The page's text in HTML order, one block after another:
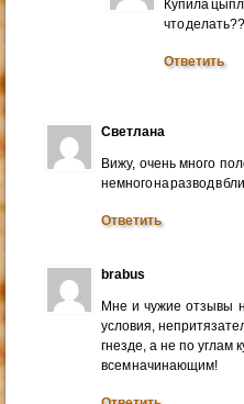
Купила
что
Ответить
Светлана
Вижу, очень много
немного на развод в
Ответить
brabus
Мне и чужие отзывы
условия,
гнезде, а не по углам
всем начинающим!